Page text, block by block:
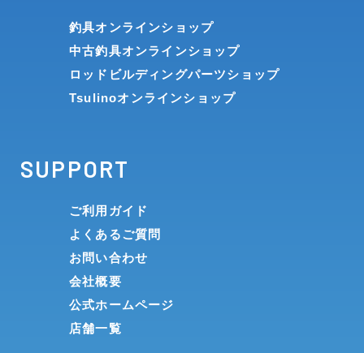
釣具オンラインショップ
中古釣具オンラインショップ
ロッドビルディングパーツショップ
Tsulinoオンラインショップ
SUPPORT
ご利用ガイド
よくあるご質問
お問い合わせ
会社概要
公式ホームページ
店舗一覧